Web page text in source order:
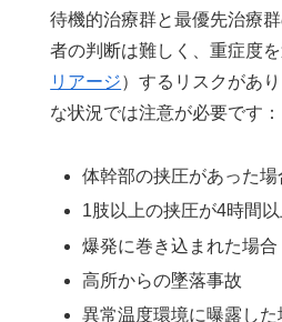
待機的治療群と最優先治療
者の判断は難しく、重症度
リアージ）するリスクがあ
な状況では注意が必要です：
体幹部の挟圧があった場
1肢以上の挟圧が4時間
爆発に巻き込まれた場合
高所からの墜落事故
異常温度環境に曝露した